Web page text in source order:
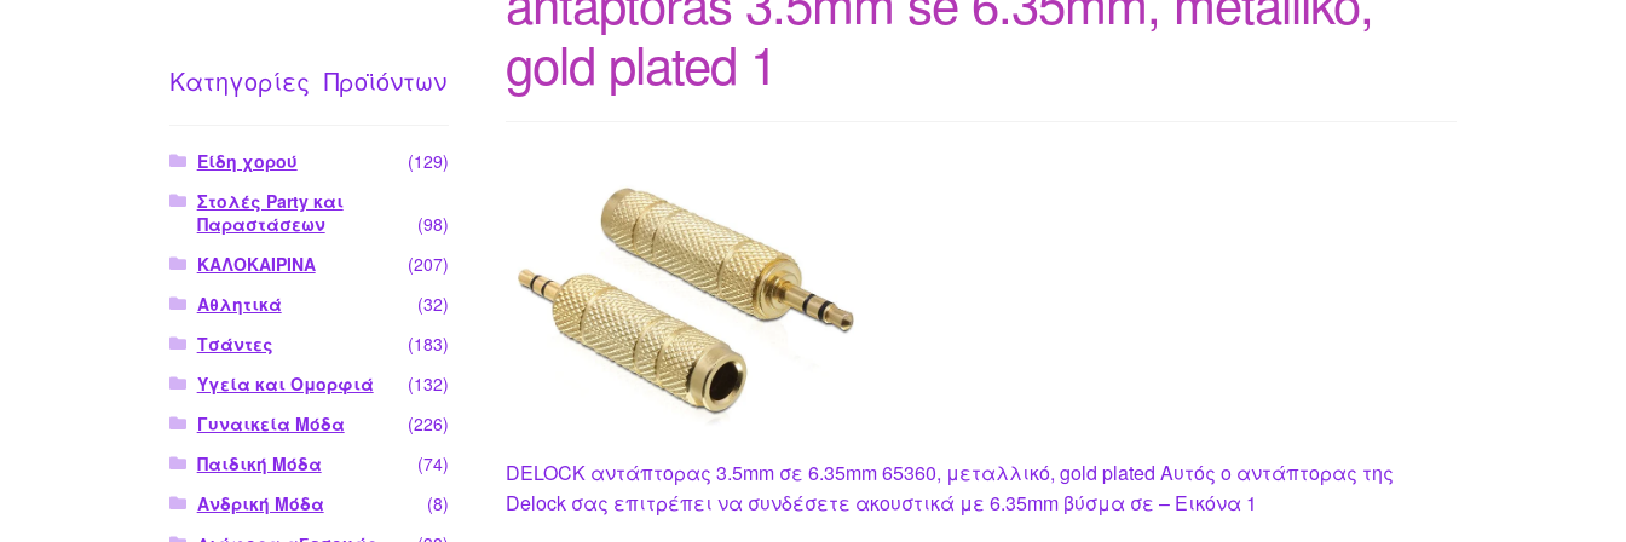
gold plated 1
DELOCK αντάπτορας 3.5mm σε 6.35mm 65360, μεταλλικό, gold plated Αυτός ο αντάπτορας της
Delock σας επιτρέπει να συνδέσετε ακουστικά με 6.35mm βύσμα σε – Εικόνα 1
Κατηγορίες Προϊόντων
Είδη χορού
(129)
Στολές Party και
Παραστάσεων
(98)
ΚΑΛΟΚΑΙΡΙΝΑ
(207)
Αθλητικά
(32)
Τσάντες
(183)
Υγεία και Ομορφιά
(132)
Γυναικεία Μόδα
(226)
Παιδική Μόδα
(74)
Ανδρική Μόδα
(8)